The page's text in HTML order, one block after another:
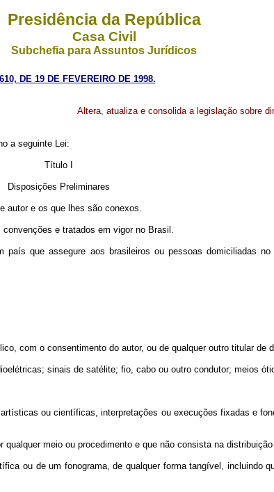
Presidência da República
Casa Civil
Subchefia para Assuntos Jurídicos
DE 19 DE FEVEREIRO DE 1998.
Altera, atualiza e consolida a legislação sobre
a seguinte Lei:
Título I
Disposições Preliminares
autor e os que lhes são conexos.
e tratados em vigor no Brasil.
que assegure aos brasileiros ou pessoas domiciliadas
com o consentimento do autor, ou de qualquer outro titular de
sinais de satélite; fio, cabo ou outro condutor; meios
ou científicas, interpretações ou execuções fixadas e
meio ou procedimento e que não consista na
ou de um fonograma, de qualquer forma tangível, incluindo